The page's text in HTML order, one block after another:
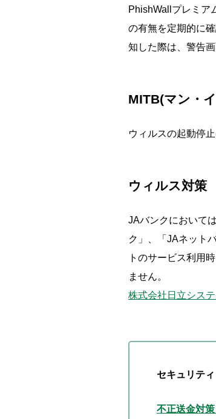
PhishWallプレミア
の有無を定期的に
知した際は、警告
MITB(マン・
ウィルスの起動停
ウィルス対策
JAバンクにおいて
ク」、「JAネット
トのサービス利用
ません。
株式会社日立シス
セキュリティ
不正送金対